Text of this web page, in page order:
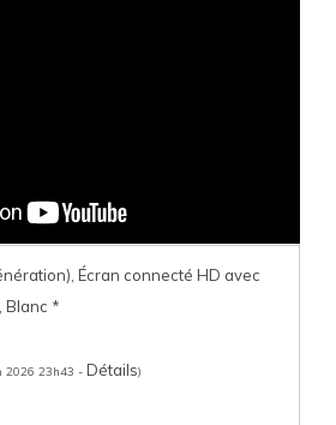
Écran connecté HD avec
Blanc *
2026 23h43 - Détails)